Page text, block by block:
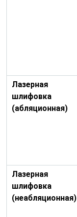
Лазерная
шлифовка
(абляционная)
Лазерная
шлифовка
(неабляционная)